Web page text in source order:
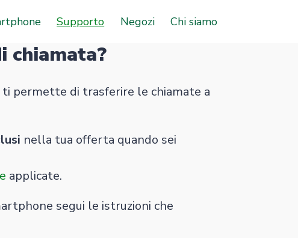
Supporto Negozi Chi siamo
chiamata?
ti permette di trasferire le chiamate a
nella tua offerta quando sei
applicate.
segui le istruzioni che